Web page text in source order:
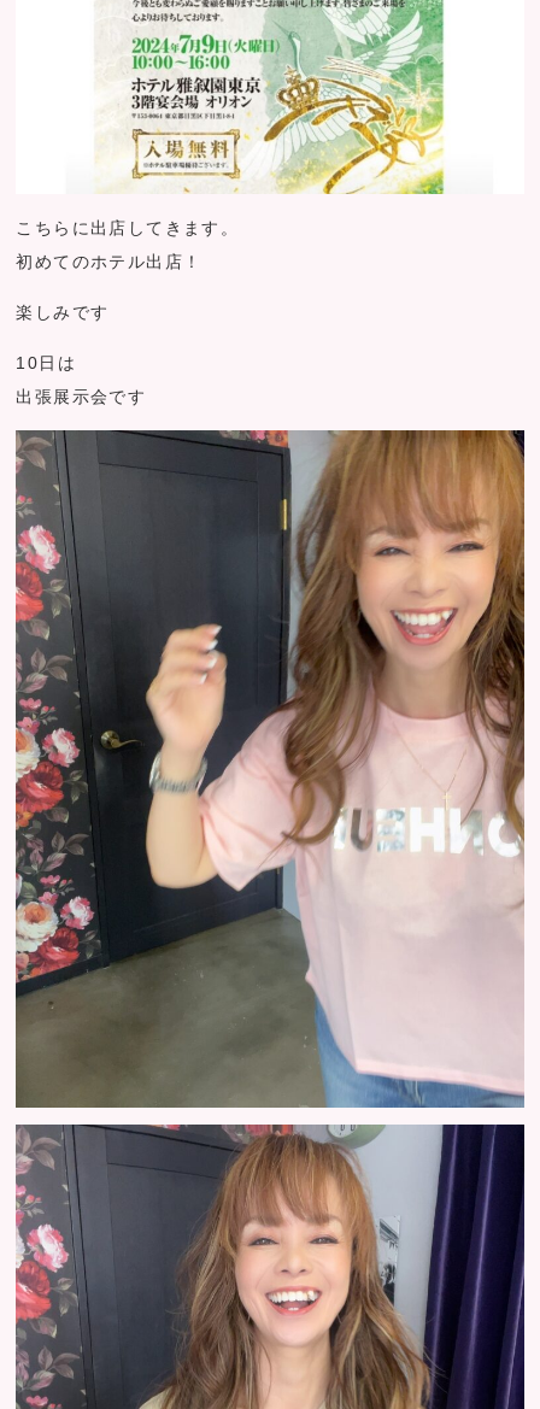
こちらに出店してきます。
初めてのホテル出店！
楽しみです
10日は
出張展示会です